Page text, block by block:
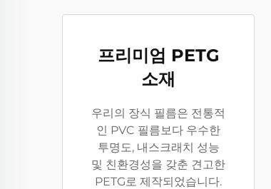
프리미엄 PETG
소재
우리의 장식 필름은 전통적
인 PVC 필름보다 우수한
투명도, 내스크래치 성능
및 친환경성을 갖춘 견고한
PETG로 제작되었습니다.